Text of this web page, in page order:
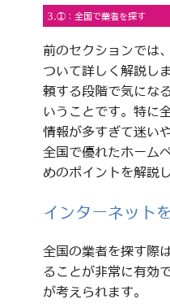
3.①：全国で業者を探す
前のセクションでは
ついて詳しく解説し
頼する段階で気にな
いうことです。特に
情報が多すぎて迷い
全国で優れたホーム
めのポイントを解説
インターネット
全国の業者を探す際
ることが非常に有効
が考えられます。